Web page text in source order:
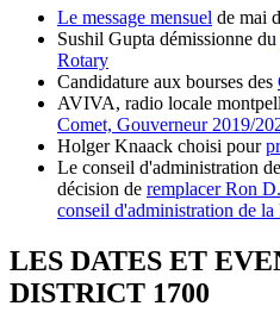
Le message mensuel de mai
Sushil Gupta démissionne du
Rotary
Candidature aux bourses des
AVIVA, radio locale
Comet, Gouverneur 2019/
Holger Knaack choisi pour
Le conseil d'administration
décision de remplacer Ron
conseil d'administration de
LES DATES ET
DISTRICT 1700